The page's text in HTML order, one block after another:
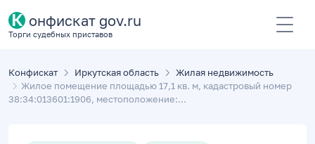
К онфискат gov.ru
Торги судебных приставов
Конфискат Иркутская область
Жилая недвижимость
Жилое помещение площадью 17,1 кв. м, кадастровый номер
38:34:013601:1906, местоположение:...